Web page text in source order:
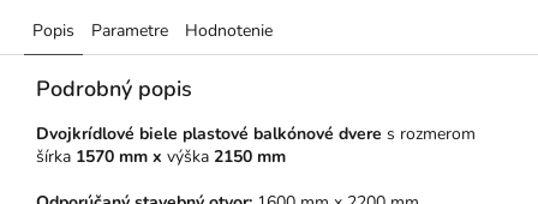
Popis Parametre Hodnotenie
Podrobný popis
Dvojkrídlové biele plastové balkónové dvere s rozmerom
šírka 1570 mm x výška 2150 mm